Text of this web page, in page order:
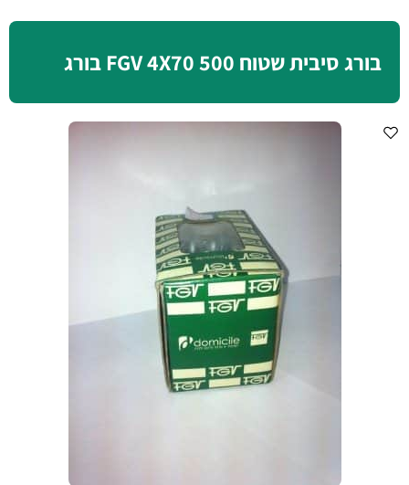
בורג סיבית שטוח FGV 4X70 500 בורג